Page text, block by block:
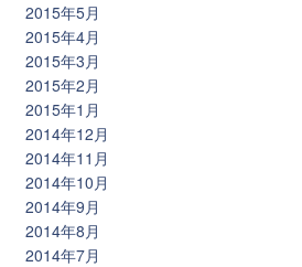
2015年5月
2015年4月
2015年3月
2015年2月
2015年1月
2014年12月
2014年11月
2014年10月
2014年9月
2014年8月
2014年7月